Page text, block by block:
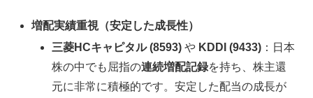
増配実績重視（安定した成長性）
三菱HCキャピタル (8593) や KDDI (9433) ：日本
株の中でも屈指の連続増配記録を持ち、株主還
元に非常に積極的です。安定した配当の成長が